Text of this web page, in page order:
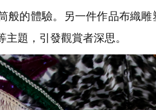
般的體驗。另一件作品布織
題，引發觀賞者深思。